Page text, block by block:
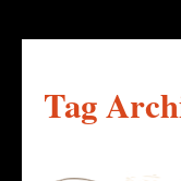
Tag